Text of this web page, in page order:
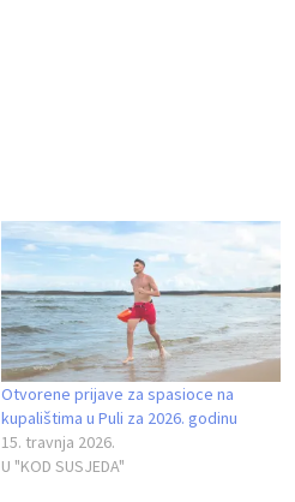
Otvorene prijave za spasioce na
kupalištima u Puli za 2026. godinu
15. travnja 2026.
U "KOD SUSJEDA"